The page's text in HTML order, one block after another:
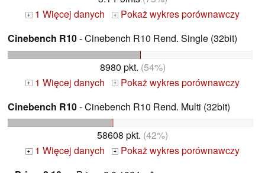
+ 1 Więcej danych +
Pokaż wykres porównawczy
Cinebench R10- Cinebench R10 Rend. Single (32bit)
8980 pkt. (54%)
+ 1 Więcej danych +
Pokaż wykres porównawczy
Cinebench R10- Cinebench R10 Rend. Multi (32bit)
58608 pkt. (42%)
+ 1 Więcej danych +
Pokaż wykres porównawczy